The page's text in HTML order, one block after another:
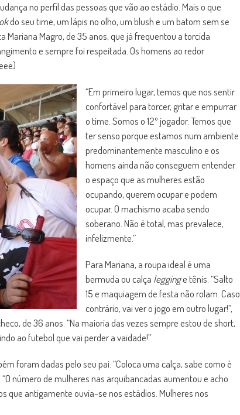
no perfil das pessoas que vão ao estádio. Mais o que
do seu time, um lápis no olho, um blush e um batom sem se
Mariana Magro, de 35 anos, que já frequentou a torcida
e sempre foi respeitada. Os homens ao redor
“Em primeiro lugar, temos que nos sentir
confortável para torcer, gritar e empurrar
o time. Somos o 12º jogador. Temos que
ter senso porque estamos num ambiente
predominantemente masculino e os
homens ainda não conseguem entender
o espaço que as mulheres estão
ocupando, querem ocupar e podem
ocupar. O machismo acaba sendo
soberano. Não é total, mas prevalece,
infelizmente.”
Para Mariana, a roupa ideal é uma
bermuda ou calça legginge tênis. “Salto
15 e maquiagem de festa não rolam. Caso
contrário, vai ver o jogo em outro lugar!”,
de 36 anos. “Na maioria das vezes sempre estou de short,
ao futebol que vai perder a vaidade!”
foram dadas pelo seu pai. “Coloca uma calça, sabe como é
número de mulheres nas arquibancadas aumentou e acho
que antigamente ouvia-se nos estádios. Mulheres nos